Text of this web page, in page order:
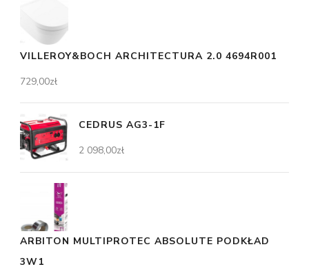
VILLEROY&BOCH ARCHITECTURA 2.0 4694R001
729,00zł
CEDRUS AG3-1F
2 098,00zł
ARBITON MULTIPROTEC ABSOLUTE PODKŁAD
3W1